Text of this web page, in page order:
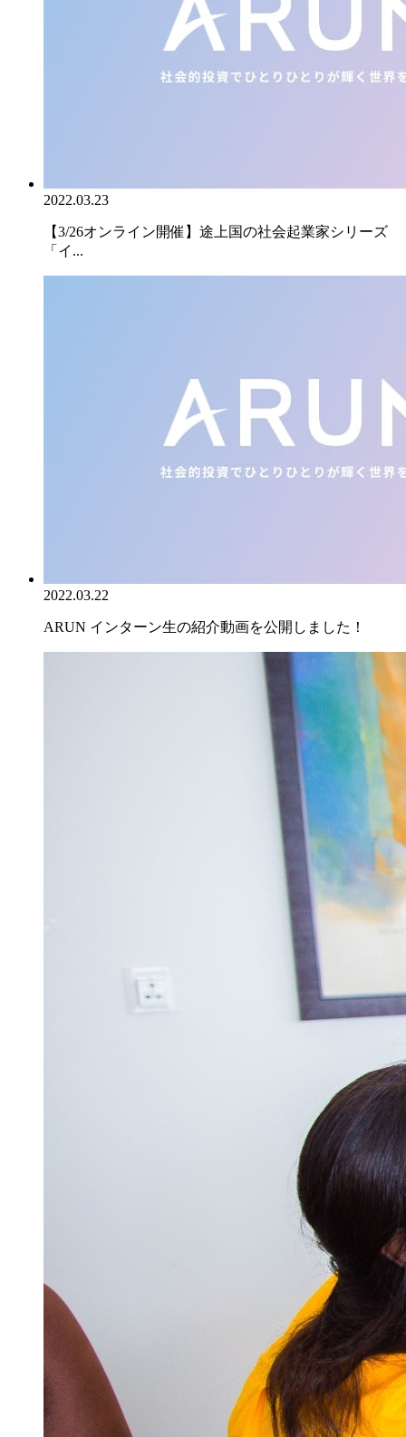
2022.03.23
【3/26オンライン開催】途上国の社会起業家シリーズ
「イ...
2022.03.22
ARUN インターン生の紹介動画を公開しました！